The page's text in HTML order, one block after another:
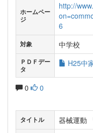
ホームペー
ジ
http://
6
対象 中学校
ＰＤＦデー
タ
H25中
0 0
タイトル 器械運動